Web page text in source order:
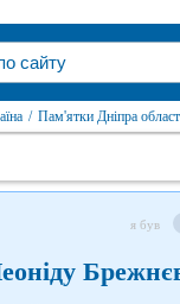
/ Пам'ятки Дніпра
я був